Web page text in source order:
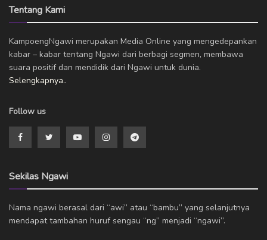
Tentang Kami
KampoengNgawi merupakan Media Online yang mengedepankan
kabar – kabar tentang Ngawi dari berbagi segmen, membawa
suara positif dan mendidik dari Ngawi untuk dunia.
Selengkapnya..
Follow us
Sekilas Ngawi
Nama ngawi berasal dari “awi” atau “bambu” yang selanjutnya
mendapat tambahan huruf sengau “ng” menjadi “ngawi”.